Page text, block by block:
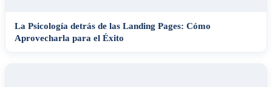
La Psicología detrás de las Landing Pages: Cómo
Aprovecharla para el Éxito